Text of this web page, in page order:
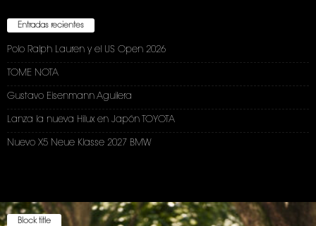
Entradas recientes
Polo Ralph Lauren y el US Open 2026
TOME NOTA
Gustavo Eisenmann Aguilera
Lanza la nueva Hilux en Japón TOYOTA
Nuevo X5 Neue Klasse 2027 BMW
Block title